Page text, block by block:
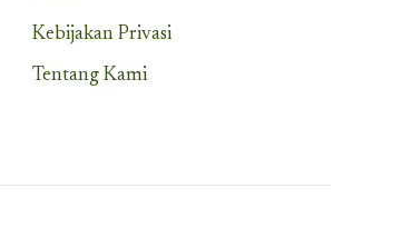
Kebijakan Privasi
Tentang Kami